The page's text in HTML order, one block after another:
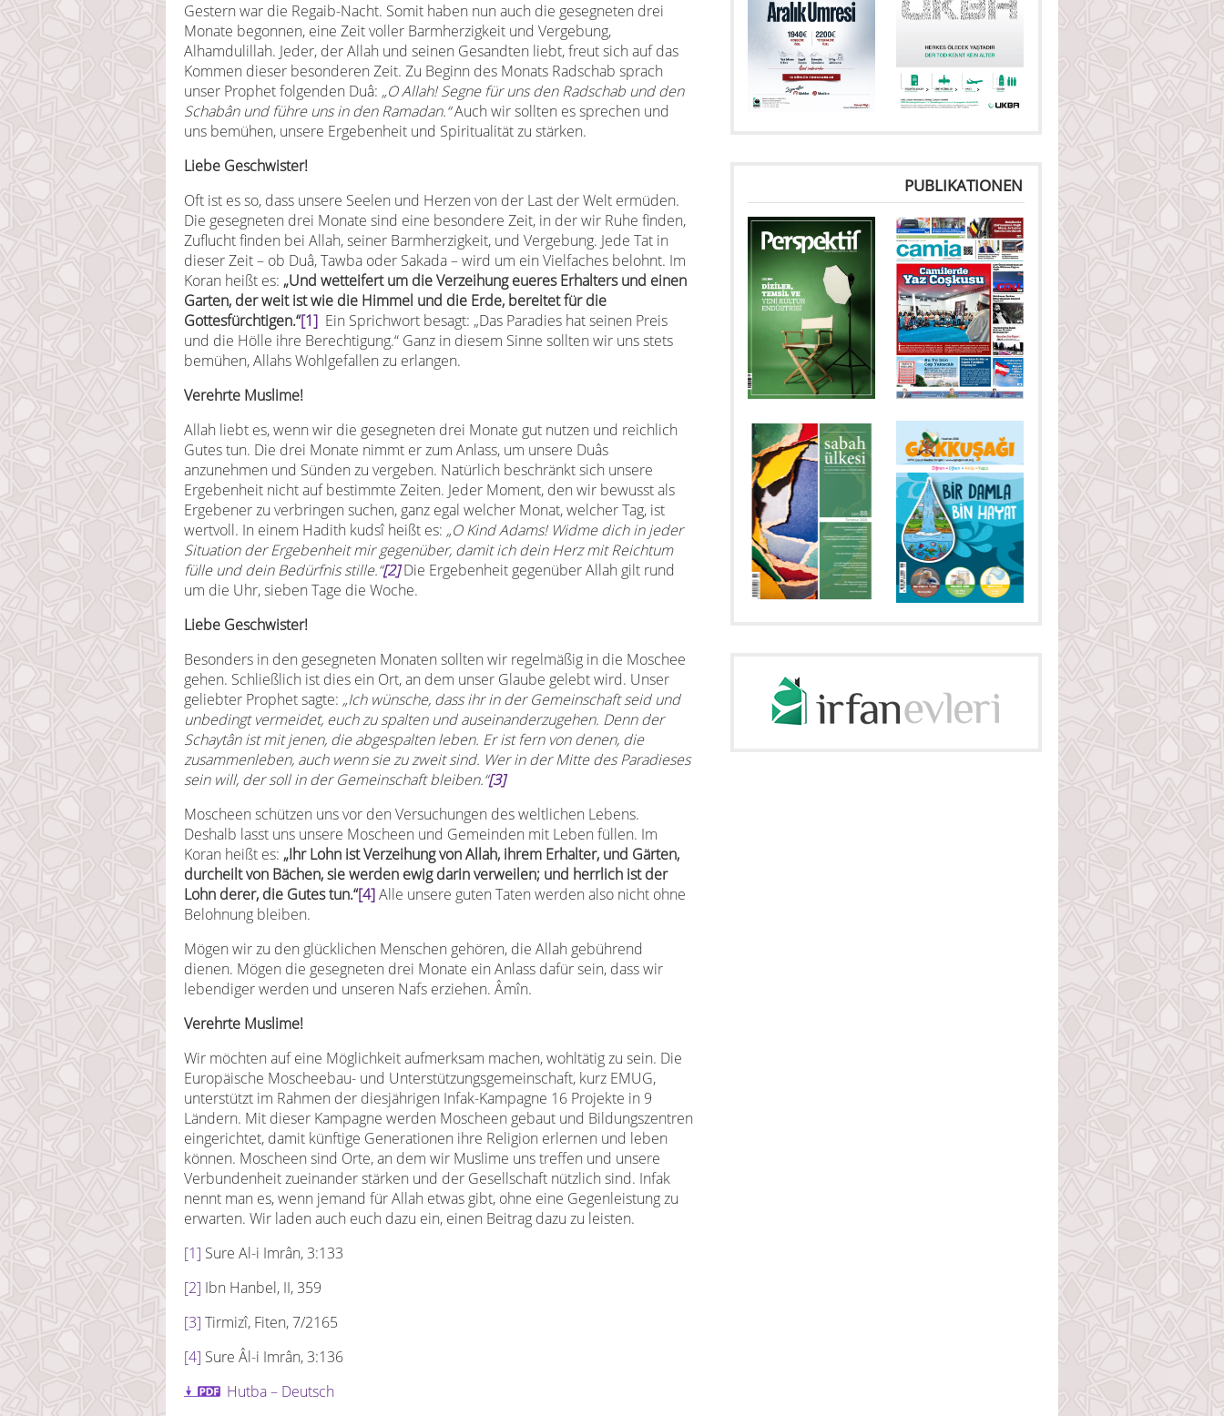
Gestern war die Regaib-Nacht. Somit haben nun auch die gesegneten drei
Monate begonnen, eine Zeit voller Barmherzigkeit und Vergebung,
Alhamdulillah. Jeder, der Allah und seinen Gesandten liebt, freut sich auf das
Kommen dieser besonderen Zeit. Zu Beginn des Monats Radschab sprach
unser Prophet folgenden Duâ: „O Allah! Segne für uns den Radschab und den
Schabân und führe uns in den Ramadan.“Auch wir sollten es sprechen und
uns bemühen, unsere Ergebenheit und Spiritualität zu stärken.
Liebe Geschwister!
Oft ist es so, dass unsere Seelen und Herzen von der Last der Welt ermüden.
Die gesegneten drei Monate sind eine besondere Zeit, in der wir Ruhe finden,
Zuflucht finden bei Allah, seiner Barmherzigkeit, und Vergebung. Jede Tat in
dieser Zeit – ob Duâ, Tawba oder Sakada – wird um ein Vielfaches belohnt. Im
Koran heißt es: „Und wetteifert um die Verzeihung eueres Erhalters und einen
Garten, der weit ist wie die Himmel und die Erde, bereitet für die
Gottesfürchtigen.“[1] Ein Sprichwort besagt: „Das Paradies hat seinen Preis
und die Hölle ihre Berechtigung.“ Ganz in diesem Sinne sollten wir uns stets
bemühen, Allahs Wohlgefallen zu erlangen.
Verehrte Muslime!
Allah liebt es, wenn wir die gesegneten drei Monate gut nutzen und reichlich
Gutes tun. Die drei Monate nimmt er zum Anlass, um unsere Duâs
anzunehmen und Sünden zu vergeben. Natürlich beschränkt sich unsere
Ergebenheit nicht auf bestimmte Zeiten. Jeder Moment, den wir bewusst als
Ergebener zu verbringen suchen, ganz egal welcher Monat, welcher Tag, ist
wertvoll. In einem Hadith kudsî heißt es: „O Kind Adams! Widme dich in jeder
Situation der Ergebenheit mir gegenüber, damit ich dein Herz mit Reichtum
fülle und dein Bedürfnis stille.“[2]Die Ergebenheit gegenüber Allah gilt rund
um die Uhr, sieben Tage die Woche.
Liebe Geschwister!
Besonders in den gesegneten Monaten sollten wir regelmäßig in die Moschee
gehen. Schließlich ist dies ein Ort, an dem unser Glaube gelebt wird. Unser
geliebter Prophet sagte: „Ich wünsche, dass ihr in der Gemeinschaft seid und
unbedingt vermeidet, euch zu spalten und auseinanderzugehen. Denn der
Schaytân ist mit jenen, die abgespalten leben. Er ist fern von denen, die
zusammenleben, auch wenn sie zu zweit sind. Wer in der Mitte des Paradieses
sein will, der soll in der Gemeinschaft bleiben.“[3]
Moscheen schützen uns vor den Versuchungen des weltlichen Lebens.
Deshalb lasst uns unsere Moscheen und Gemeinden mit Leben füllen. Im
Koran heißt es: „Ihr Lohn ist Verzeihung von Allah, ihrem Erhalter, und Gärten,
durcheilt von Bächen, sie werden ewig darin verweilen; und herrlich ist der
Lohn derer, die Gutes tun.“[4]Alle unsere guten Taten werden also nicht ohne
Belohnung bleiben.
Mögen wir zu den glücklichen Menschen gehören, die Allah gebührend
dienen. Mögen die gesegneten drei Monate ein Anlass dafür sein, dass wir
lebendiger werden und unseren Nafs erziehen. Âmîn.
Verehrte Muslime!
Wir möchten auf eine Möglichkeit aufmerksam machen, wohltätig zu sein. Die
Europäische Moscheebau- und Unterstützungsgemeinschaft, kurz EMUG,
unterstützt im Rahmen der diesjährigen Infak-Kampagne 16 Projekte in 9
Ländern. Mit dieser Kampagne werden Moscheen gebaut und Bildungszentren
eingerichtet, damit künftige Generationen ihre Religion erlernen und leben
können. Moscheen sind Orte, an dem wir Muslime uns treffen und unsere
Verbundenheit zueinander stärken und der Gesellschaft nützlich sind. Infak
nennt man es, wenn jemand für Allah etwas gibt, ohne eine Gegenleistung zu
erwarten. Wir laden auch euch dazu ein, einen Beitrag dazu zu leisten.
[1] Sure Al-i Imrân, 3:133
[2] Ibn Hanbel, II, 359
[3] Tirmizî, Fiten, 7/2165
[4] Sure Âl-i Imrân, 3:136
Hutba – Deutsch
PUBLIKATIONEN